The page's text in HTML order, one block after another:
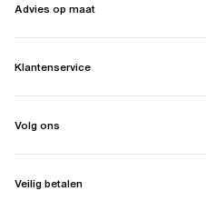
Advies op maat
Klantenservice
Volg ons
Veilig betalen